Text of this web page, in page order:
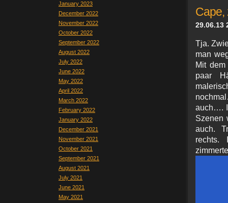
January 2023
December 2022
November 2022
October 2022
September 2022
August 2022
July 2022
June 2022
May 2022
April 2022
March 2022
February 2022
January 2022
December 2021
November 2021
October 2021
September 2021
August 2021
July 2021
June 2021
May 2021
Cape,
29.06.13
Tja.
man
Mit
paar
auch….
Szenen
auch.
rechts.